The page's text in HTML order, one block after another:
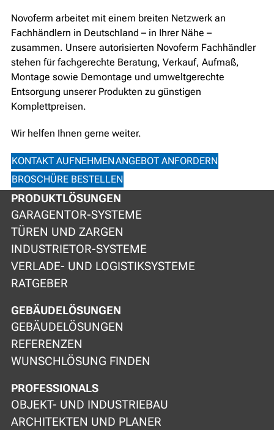
Novoferm arbeitet mit einem breiten Netzwerk an
Fachhändlern in Deutschland – in Ihrer Nähe –
zusammen. Unsere autorisierten Novoferm Fachhändler
stehen für fachgerechte Beratung, Verkauf, Aufmaß,
Montage sowie Demontage und umweltgerechte
Entsorgung unserer Produkten zu günstigen
Komplettpreisen.
Wir helfen Ihnen gerne weiter.
KONTAKT AUFNEHMENANGEBOT ANFORDERN
BROSCHÜRE BESTELLEN
PRODUKTLÖSUNGEN
GARAGENTOR-SYSTEME
TÜREN UND ZARGEN
INDUSTRIETOR-SYSTEME
VERLADE- UND LOGISTIKSYSTEME
RATGEBER
GEBÄUDELÖSUNGEN
GEBÄUDELÖSUNGEN
REFERENZEN
WUNSCHLÖSUNG FINDEN
PROFESSIONALS
OBJEKT- UND INDUSTRIEBAU
ARCHITEKTEN UND PLANER